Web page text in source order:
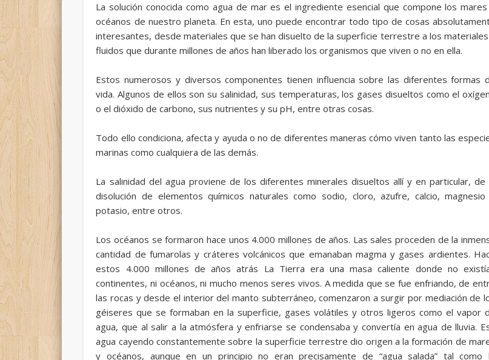
La solución conocida como agua de mar es el ingrediente esencial que compone los
océanos de nuestro planeta. En esta, uno puede encontrar todo tipo de cosas
interesantes, desde materiales que se han disuelto de la superficie terrestre a los
fluidos que durante millones de años han liberado los organismos que viven o no en ella.
Estos numerosos y diversos componentes tienen influencia sobre las diferentes formas
vida. Algunos de ellos son su salinidad, sus temperaturas, los gases disueltos como el
o el dióxido de carbono, sus nutrientes y su pH, entre otras cosas.
Todo ello condiciona, afecta y ayuda o no de diferentes maneras cómo viven tanto las
marinas como cualquiera de las demás.
La salinidad del agua proviene de los diferentes minerales disueltos allí y en particular, de
disolución de elementos químicos naturales como sodio, cloro, azufre, calcio,
potasio, entre otros.
Los océanos se formaron hace unos 4.000 millones de años. Las sales proceden de la
cantidad de fumarolas y cráteres volcánicos que emanaban magma y gases ardientes.
estos 4.000 millones de años atrás La Tierra era una masa caliente donde no
continentes, ni océanos, ni mucho menos seres vivos. A medida que se fue enfriando, de
las rocas y desde el interior del manto subterráneo, comenzaron a surgir por mediación de
géiseres que se formaban en la superficie, gases volátiles y otros ligeros como el vapor
agua, que al salir a la atmósfera y enfriarse se condensaba y convertía en agua de lluvia.
agua cayendo constantemente sobre la superficie terrestre dio origen a la formación de
y océanos, aunque en un principio no eran precisamente de “agua salada” tal como